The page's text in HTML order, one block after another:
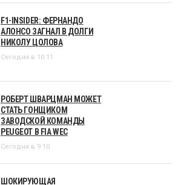
F1-INSIDER: ФЕРНАНДО
АЛОНСО ЗАГНАЛ В ДОЛГИ
НИКОЛУ ЦОЛОВА
Сегодня в 10:11
РОБЕРТ ШВАРЦМАН МОЖЕТ
СТАТЬ ГОНЩИКОМ
ЗАВОДСКОЙ КОМАНДЫ
PEUGEOT В FIA WEC
Сегодня в 9:10
ШОКИРУЮЩАЯ